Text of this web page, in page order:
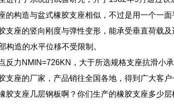
的构造与盆式橡胶支座相似，不过是用一个一
支座的竖向刚度与弹性变形，能承受垂直荷载
构造的水平位移不受限制。
反力NMIN=726KN，大于所选规格支座抗滑小
支座的厂家，产品销往全国各地，得到广大客
胶支座几层钢板啊？你们生产的橡胶支座多少